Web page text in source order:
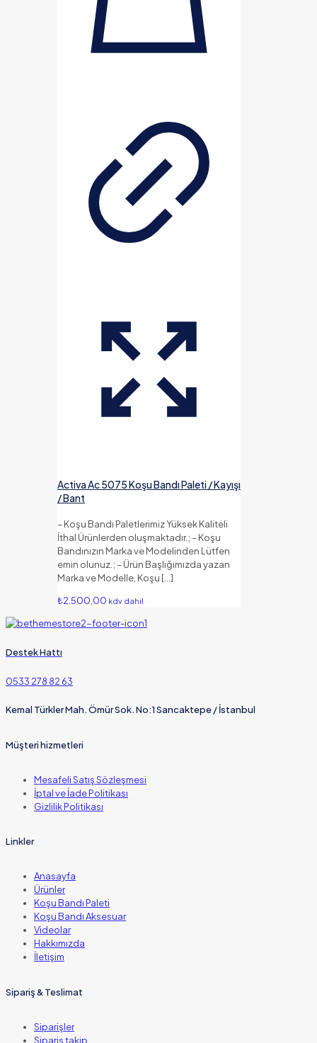
Activa Ac 5075 Koşu Bandı Paleti / Kayışı
/ Bant
– Koşu Bandı Paletlerimiz Yüksek Kaliteli
İthal Ürünlerden oluşmaktadır.; – Koşu
Bandınızın Marka ve Modelinden Lütfen
emin olunuz.; – Ürün Başlığımızda yazan
Marka ve Modelle, Koşu […]
₺2.500,00 kdv dahil
Destek Hattı
0533 278 82 63
Kemal Türkler Mah. Ömür Sok. No:1 Sancaktepe / İstanbul
Müşteri hizmetleri
Mesafeli Satış Sözleşmesi
İptal ve İade Politikası
Gizlilik Politikası
Linkler
Anasayfa
Ürünler
Koşu Bandı Paleti
Koşu Bandı Aksesuar
Videolar
Hakkımızda
İletişim
Sipariş & Teslimat
Siparişler
Sipariş takip